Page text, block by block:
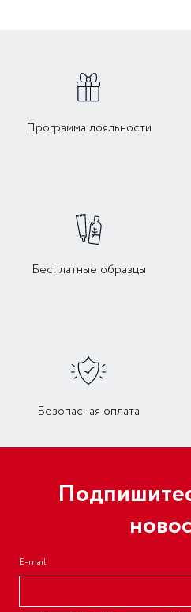
Программа лояльности
Бесплатные образцы
Безопасная оплата
E-mail